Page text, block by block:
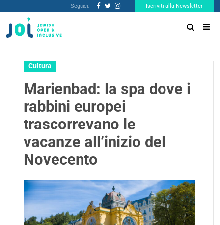
Seguici: Iscriviti alla Newsletter
Cultura
Marienbad: la spa dove i
rabbini europei
trascorrevano le
vacanze all’inizio del
Novecento